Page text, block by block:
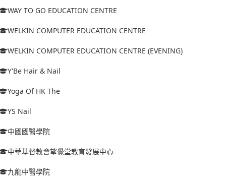
WAY TO GO EDUCATION CENTRE
WELKIN COMPUTER EDUCATION CENTRE
WELKIN COMPUTER EDUCATION CENTRE (EVENING)
Y'Be Hair & Nail
Yoga Of HK The
YS Nail
中國國醫學院
中華基督教會望覺堂教育發展中心
九龍中醫學院